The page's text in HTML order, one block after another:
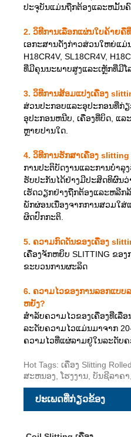
ປະຈຸບັນແມ່ນຖືກຕ້ອງແລະຫມັ້ນຄົ
2. ວິທີການເລືອກແຜ່ນໃບຄ້າຍຄື
ເອກະສານດັ່ງກ່າວສ່ວນໃຫຍ່ແມ່ນ
H18CR4V, SL18CR4V,
ທີ່ມີຄຸນນະພາບສູງແລະເຫຼັກທີ່ມີ
3. ວິທີການສ້ອມແປງເຄື່ອງ
ສ່ວນປະກອບແລະອຸປະກອນທີ່ກ່ຽ
ອຸປະກອນຫນີບ, ເຄື່ອງທີ່ບິດ, ແ
ຫຼາຍປານໃດ.
4. ວິທີການຮັກສາເຄື່ອງ
ການປະຕິບັດງານແລະການບໍາລຸ
ຮັບປະກັນໄດ້ຢ່າງມີປະສິດທິຜົນ
ເຮັດວຽກຢ່າງຖືກຕ້ອງແລະຫລີກ
ພັກຜ່ອນເນື່ອງຈາກການສວມໃສ່
ຜິດປົກກະຕິ.
5. ຄວາມກົດດັນຂອງເຄື່ອງ
ເຄື່ອງຈັກຫຍິບ SLITTING ຂອ
ຂະບວນການຜະລິດ
6. ຄວາມໄວຂອງການລອກແບ
ຫຍັງ?
ສໍາລັບຄວາມໄວຂອງເຄື່ອງທີ່ເລື່
ລະດັບຄວາມໄວແມ່ນມາຈາກ
ຄວາມໄວທີ່ແຜ່ລາມຢູ່ໃນລະດັບຄ
Hot Tags: ເຄື່ອງ Slitting
ສະຫນອງ, ໂຮງງານ, ບັນຊີລາຄ
ປະເພດທີ່ກ່ຽວຂ້ອງ